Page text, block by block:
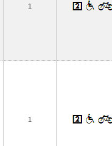
1
1